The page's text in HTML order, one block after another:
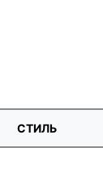
СТИЛЬ